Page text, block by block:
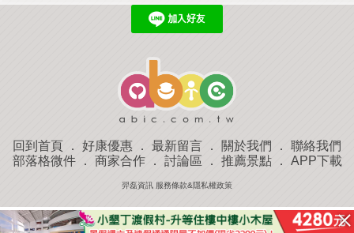
回到首頁 ． 好康優惠 ． 最新留言 ． 關於我們 ． 聯絡我們
部落格微件． 商家合作． 討論區 ． 推薦景點． APP下載
羿磊資訊 服務條款&隱私權政策